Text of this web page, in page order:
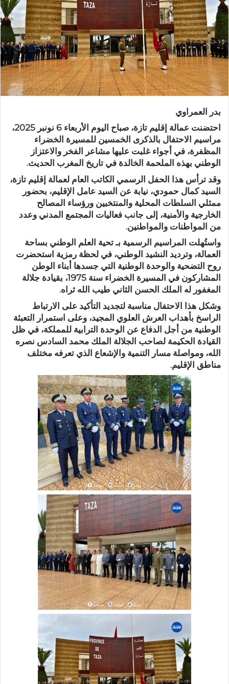
ر
ي
ا
إ
ل
ك
ت
ن
ا
بدر العمراوي
احتضنت عمالة إقليم تازة، صباح اليوم الأربعاء 6 نونبر 2025
،
مراسيم الاحتفال بالذكرى الخمسين للمسيرة الخضراء
المظفرة، في أجواء غلبت عليها مشاعر الفخر والاعتزاز
الوطني بهذه الملحمة الخالدة في تاريخ المغرب الحديث.
وقد ترأس هذا الحفل الرسمي الكاتب العام لعمالة إقليم تازة،
السيد كمال حمودي، نيابة عن السيد عامل الإقليم، بحضور
ممثلي السلطات المحلية والمنتخبين ورؤساء المصالح
الخارجية والأمنية، إلى جانب فعاليات المجتمع المدني وعدد
من المواطنات والمواطنين.
واستُهلت المراسيم الرسمية بـتحية العلم الوطني بساحة
العمالة، وترديد النشيد الوطني، في لحظة رمزية استحضرت
روح التضحية والوحدة الوطنية التي جسدها أبناء الوطن
المشاركون في المسيرة الخضراء سنة 1975، بقيادة جلالة
المغفور له الملك الحسن الثاني طيب الله ثراه.
وشكل هذا الاحتفال مناسبة لتجديد التأكيد على الارتباط
الراسخ بأهداب العرش العلوي المجيد، وعلى استمرار التعبئة
الوطنية من أجل الدفاع عن الوحدة الترابية للمملكة، في ظل
القيادة الحكيمة لصاحب الجلالة الملك محمد السادس نصره
الله، ومواصلة مسار التنمية والإشعاع الذي تعرفه مختلف
مناطق الإقليم.